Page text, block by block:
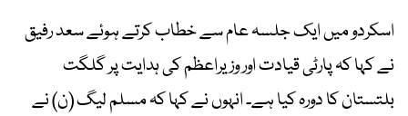
اسکردو میں ایک جلسہ عام سے خطاب کرتے ہوئے سعد رفیق
نے کہا کہ پارٹی قیادت اور وزیراعظم کی ہدایت پر گلگت
بلتستان کا دورہ کیا ہے۔ انہوں نے کہا کہ مسلم لیگ (ن) نے